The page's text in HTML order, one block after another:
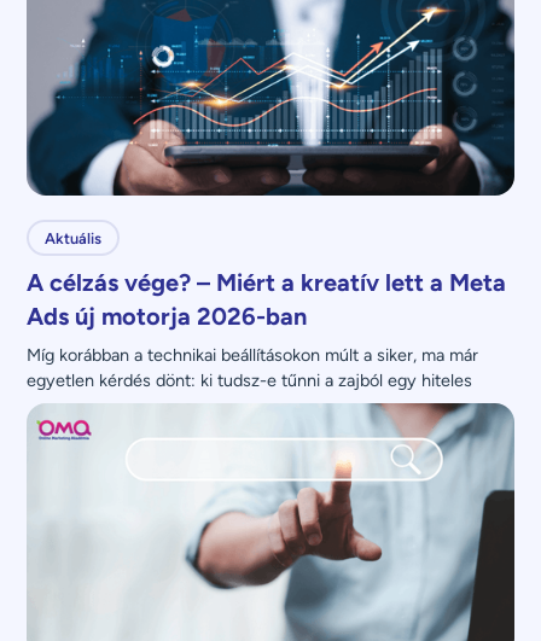
Aktuális
A célzás vége? – Miért a kreatív lett a Meta
Ads új motorja 2026-ban
Míg korábban a technikai beállításokon múlt a siker, ma már
egyetlen kérdés dönt: ki tudsz-e tűnni a zajból egy hiteles
üzenettel?